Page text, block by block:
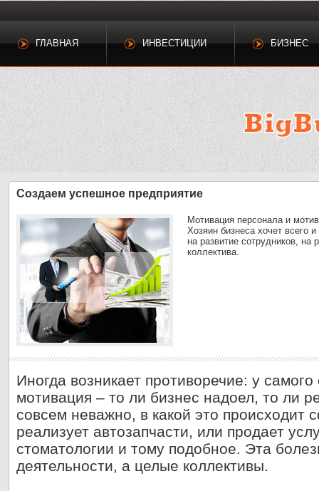
ГЛАВНАЯ ИНВЕСТИЦИИ БИЗНЕС
Создаем успешное предприятие
Мотивация персонала и
Хозяин бизнеса хочет всего
на развитие сотрудников, на
коллектива.
Иногда возникает противоречие: у
мотивация – то ли бизнес надоел, то ли
совсем неважно, в какой это происходит
реализует автозапчасти, или продает
стоматологии и тому подобное. Эта
деятельности, а целые коллективы.